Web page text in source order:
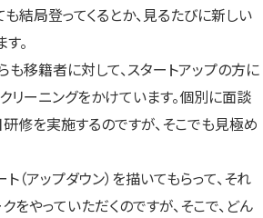
結局登ってくるとか、見るたびに新しい
。
も移籍者に対して、スタートアップの方に
リーニングをかけています。個別に面談
研修を実施するのですが、そこでも見極め
（アップダウン）を描いてもらって、それ
をやっていただくのですが、そこで、どん